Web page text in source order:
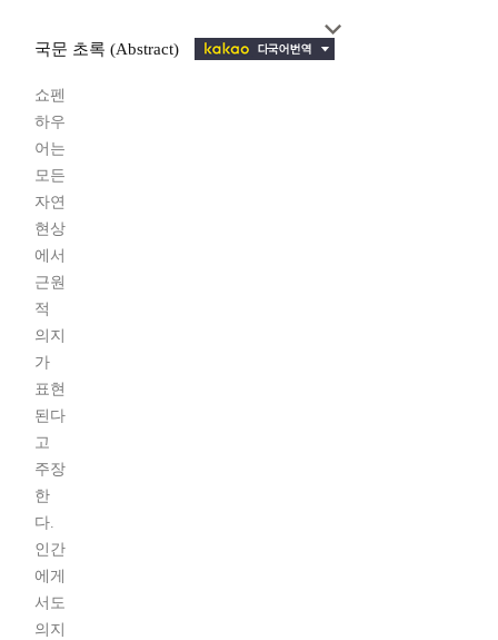
국문 초록 (Abstract)
쇼펜
하우
어는
모든
자연
현상
에서
근원
적
의지
가
표현
된다
고
주장
한
다.
인간
에게
서도
의지